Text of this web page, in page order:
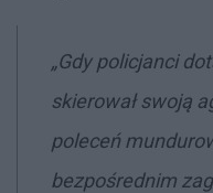
„Gdy policjanci
skierował swoją
poleceń
bezpośrednim